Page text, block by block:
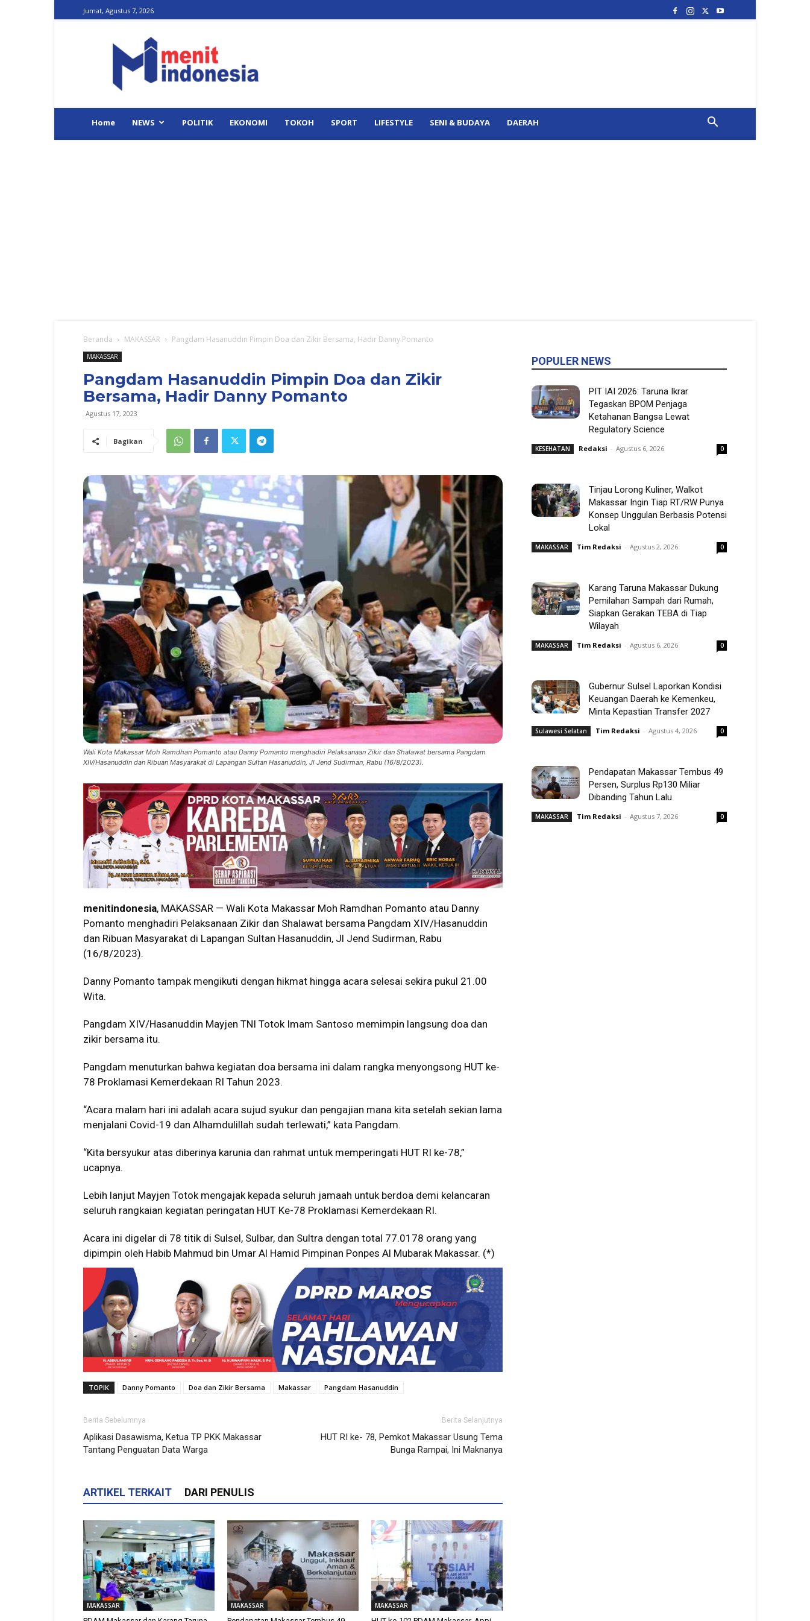
Jumat, Agustus 7, 2026
Indonesia
Home NEWS POLITIK EKONOMI TOKOH SPORT LIFESTYLE SENI & BUDAYA DAERAH
Beranda MAKASSAR Pangdam Hasanuddin Pimpin Doa dan Zikir Bersama, Hadir Danny Pomanto
MAKASSAR
Pangdam Hasanuddin Pimpin Doa dan Zikir
Bersama, Hadir Danny Pomanto
Agustus 17, 2023
Bagikan
Wali Kota Makassar Moh Ramdhan Pomanto atau Danny Pomanto menghadiri Pelaksanaan Zikir dan Shalawat bersama Pangdam
XIV/Hasanuddin dan Ribuan Masyarakat di Lapangan Sultan Hasanuddin, Jl Jend Sudirman, Rabu (16/8/2023).
menitindonesia, MAKASSAR — Wali Kota Makassar Moh Ramdhan Pomanto atau Danny
Pomanto menghadiri Pelaksanaan Zikir dan Shalawat bersama Pangdam XIV/Hasanuddin
dan Ribuan Masyarakat di Lapangan Sultan Hasanuddin, Jl Jend Sudirman, Rabu
(16/8/2023).
Danny Pomanto tampak mengikuti dengan hikmat hingga acara selesai sekira pukul 21.00
Wita.
Pangdam XIV/Hasanuddin Mayjen TNI Totok Imam Santoso memimpin langsung doa dan
zikir bersama itu.
Pangdam menuturkan bahwa kegiatan doa bersama ini dalam rangka menyongsong HUT ke-
78 Proklamasi Kemerdekaan RI Tahun 2023.
“Acara malam hari ini adalah acara sujud syukur dan pengajian mana kita setelah sekian lama
menjalani Covid-19 dan Alhamdulillah sudah terlewati,” kata Pangdam.
“Kita bersyukur atas diberinya karunia dan rahmat untuk memperingati HUT RI ke-78,”
ucapnya.
Lebih lanjut Mayjen Totok mengajak kepada seluruh jamaah untuk berdoa demi kelancaran
seluruh rangkaian kegiatan peringatan HUT Ke-78 Proklamasi Kemerdekaan RI.
Acara ini digelar di 78 titik di Sulsel, Sulbar, dan Sultra dengan total 77.0178 orang yang
dipimpin oleh Habib Mahmud bin Umar Al Hamid Pimpinan Ponpes Al Mubarak Makassar. (*)
TOPIK Danny Pomanto Doa dan Zikir Bersama Makassar Pangdam Hasanuddin
Berita Sebelumnya
Aplikasi Dasawisma, Ketua TP PKK Makassar
Tantang Penguatan Data Warga
Berita Selanjutnya
HUT RI ke- 78, Pemkot Makassar Usung Tema
Bunga Rampai, Ini Maknanya
ARTIKEL TERKAIT DARI PENULIS
MAKASSAR MAKASSAR MAKASSAR
POPULER NEWS
PIT IAI 2026: Taruna Ikrar
Tegaskan BPOM Penjaga
Ketahanan Bangsa Lewat
Regulatory Science
KESEHATAN Redaksi - Agustus 6, 2026 0
Tinjau Lorong Kuliner, Walkot
Makassar Ingin Tiap RT/RW Punya
Konsep Unggulan Berbasis Potensi
Lokal
MAKASSAR Tim Redaksi - Agustus 2, 2026 0
Karang Taruna Makassar Dukung
Pemilahan Sampah dari Rumah,
Siapkan Gerakan TEBA di Tiap
Wilayah
MAKASSAR Tim Redaksi - Agustus 6, 2026 0
Gubernur Sulsel Laporkan Kondisi
Keuangan Daerah ke Kemenkeu,
Minta Kepastian Transfer 2027
Sulawesi Selatan Tim Redaksi - Agustus 4, 2026 0
Pendapatan Makassar Tembus 49
Persen, Surplus Rp130 Miliar
Dibanding Tahun Lalu
MAKASSAR Tim Redaksi - Agustus 7, 2026 0